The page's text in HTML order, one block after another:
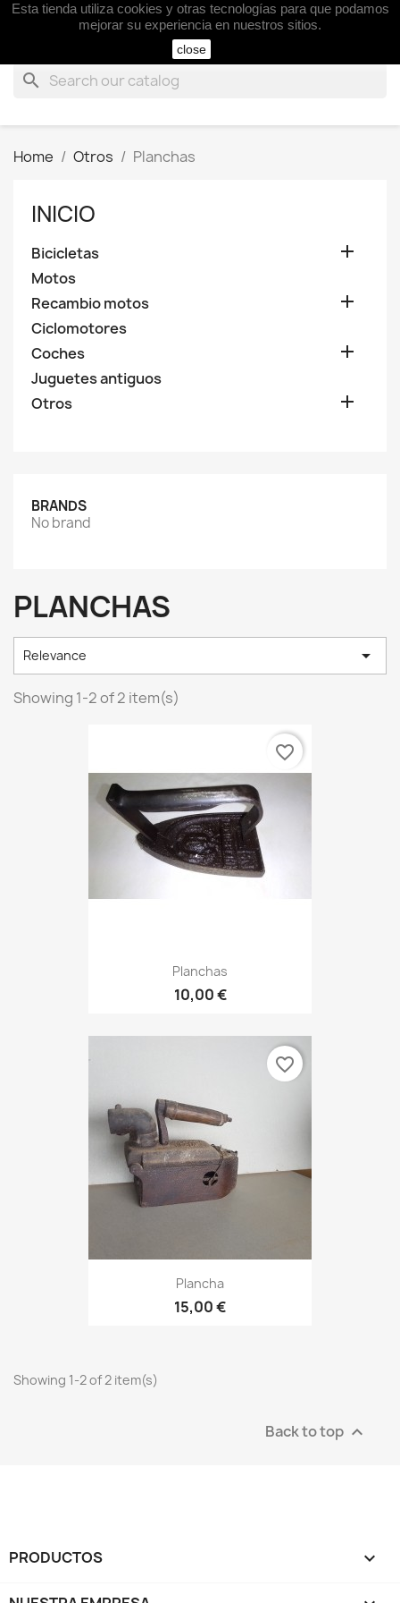
search
Home Otros Planchas
INICIO
Bicicletas 
Motos
Recambio motos

Ciclomotores
Coches

Juguetes antiguos
Otros

BRANDS
No brand
PLANCHAS
Relevance 
Showing 1-2 of 2 item(s)
Planchas
10,00 €
favorite_border
Plancha
15,00 €
favorite_border
Showing 1-2 of 2 item(s)
Back to top 
PRODUCTOS 
Esta tienda utiliza cookies y otras tecnologías para que podamos
mejorar su experiencia en nuestros sitios.
close